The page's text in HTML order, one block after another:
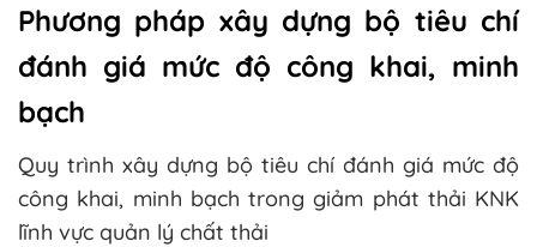
Phương pháp xây dựng bộ tiêu chí
đánh giá mức độ công khai, minh
bạch
Quy trình xây dựng bộ tiêu chí đánh giá mức độ
công khai, minh bạch trong giảm phát thải KNK
lĩnh vực quản lý chất thải